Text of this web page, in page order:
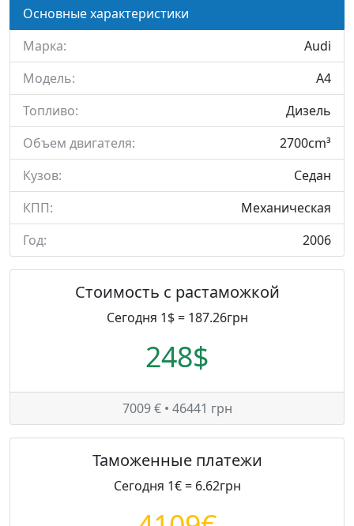
Основные характеристики
Марка:
Audi
Модель:
A4
Топливо:
Дизель
Объем двигателя:
2700cm³
Кузов:
Седан
КПП:
Механическая
Год:
2006
Стоимость с растаможкой
Сегодня 1$ = 187.26грн
248$
7009 € • 46441 грн
Таможенные платежи
Сегодня 1€ = 6.62грн